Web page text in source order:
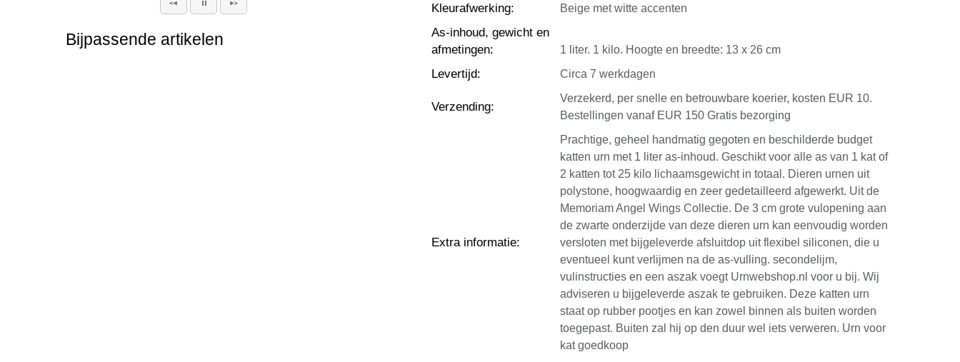
Kleurafwerking: Beige met witte accenten
As-inhoud, gewicht en
afmetingen: 1 liter. 1 kilo. Hoogte en breedte: 13 x 26 cm
Levertijd: Circa 7 werkdagen
Verzending:
Verzekerd, per snelle en betrouwbare koerier, kosten EUR 10.
Bestellingen vanaf EUR 150 Gratis bezorging
Extra informatie:
Prachtige, geheel handmatig gegoten en beschilderde budget
katten urn met 1 liter as-inhoud. Geschikt voor alle as van 1 kat of
2 katten tot 25 kilo lichaamsgewicht in totaal. Dieren urnen uit
polystone, hoogwaardig en zeer gedetailleerd afgewerkt. Uit de
Memoriam Angel Wings Collectie. De 3 cm grote vulopening aan
de zwarte onderzijde van deze dieren urn kan eenvoudig worden
versloten met bijgeleverde afsluitdop uit flexibel siliconen, die u
eventueel kunt verlijmen na de as-vulling. secondelijm,
vulinstructies en een aszak voegt Urnwebshop.nl voor u bij. Wij
adviseren u bijgeleverde aszak te gebruiken. Deze katten urn
staat op rubber pootjes en kan zowel binnen als buiten worden
toegepast. Buiten zal hij op den duur wel iets verweren. Urn voor
kat goedkoop
Bijpassende artikelen